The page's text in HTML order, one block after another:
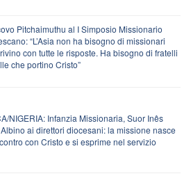
Pitchaimuthu al I Simposio Missionario
“L’Asia non ha bisogno di missionari
con tutte le risposte. Ha bisogno di fratelli
che portino Cristo”
NIGERIA: Infanzia Missionaria, Suor Inês
ai direttori diocesani: la missione nasce
con Cristo e si esprime nel servizio